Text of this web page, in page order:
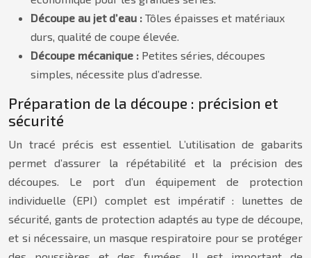
Découpe au jet d’eau : Tôles épaisses et matériaux
durs, qualité de coupe élevée.
Découpe mécanique : Petites séries, découpes
simples, nécessite plus d’adresse.
Préparation de la découpe : précision et
sécurité
Un tracé précis est essentiel. L’utilisation de gabarits
permet d’assurer la répétabilité et la précision des
découpes. Le port d’un équipement de protection
individuelle (EPI) complet est impératif : lunettes de
sécurité, gants de protection adaptés au type de découpe,
et si nécessaire, un masque respiratoire pour se protéger